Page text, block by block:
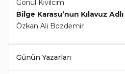
Gönül Kıvılcım
Bilge Karasu’nun Kılavuz
Özkan Ali Bozdemir
Günün Yazarları